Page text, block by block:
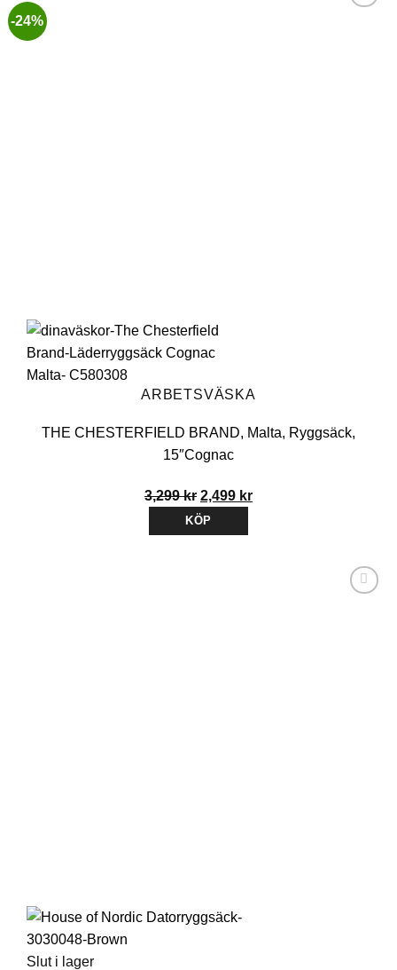
-24%
ARBETSVÄSKA
THE CHESTERFIELD BRAND, Malta, Ryggsäck,
15″Cognac
3,299kr Det
ursprungliga
priset
2,499 krDet
KÖP
Slut i lager